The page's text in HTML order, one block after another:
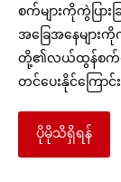
စက်များကိုကွဲပြားခ
အခြေအနေမျာ
တို့၏လယ်ထွန်စက်မ
တင်ပေးနိုင်ကြောင်
ပိုမိုသိရှိရန်